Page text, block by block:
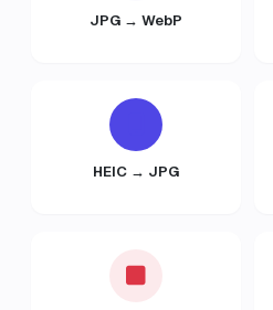
JPG → WebP
HEIC → JPG